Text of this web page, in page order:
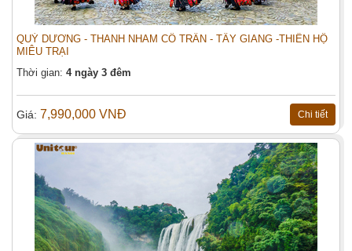
QUÝ DƯƠNG - THANH NHAM CỔ TRẤN - TÂY GIANG -THIÊN HỘ
MIÊU TRẠI
Thời gian: 4 ngày 3 đêm
Giá: 7,990,000 VNĐ Chi tiết
Địa chỉ:
Tiêu đề:
Người lớn
Nội dung: